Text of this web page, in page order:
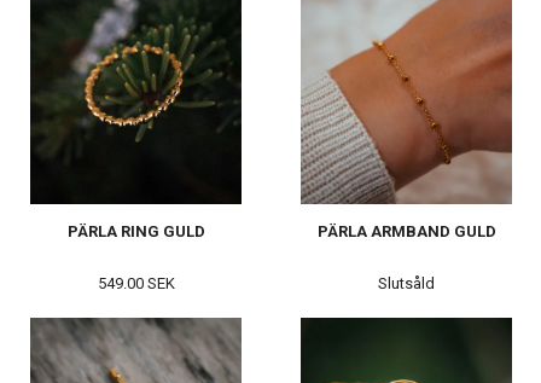
PÄRLA RING GULD
549.00 SEK
PÄRLA ARMBAND GULD
Slutsåld